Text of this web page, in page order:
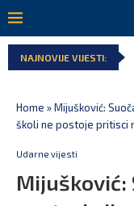
NAJNOVIJE VIJESTI:
Home »Mijušković:
školi ne postoje pritisci
Udarne vijesti
Mijušković: